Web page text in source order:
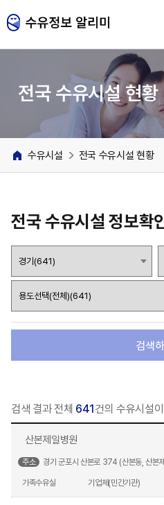
전국 수유시설 현황
수유시설 전국 수유시설 현황
전국 수유시설 정보확
검색하
검색 결과 전체 641건의 수유시설
산본제일병원
주소 경기 군포시 산본로 374 (산본동, 산본
가족수유실 기업체(민간기관)